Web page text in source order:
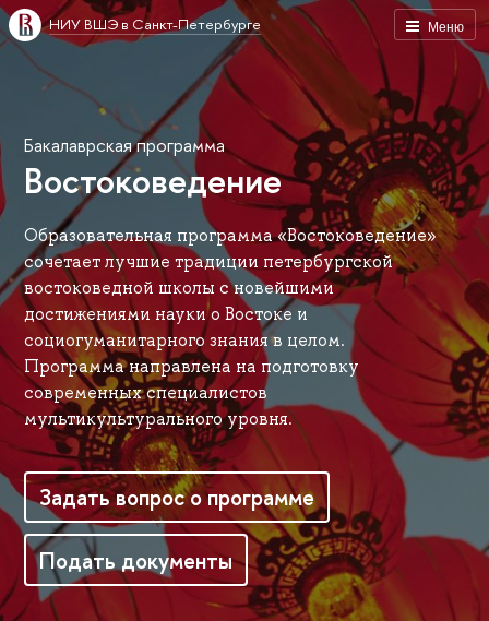
Меню
НИУ ВШЭ в Санкт-Петербурге
Бакалаврская программа
Востоковедение
Образовательная программа «Востоковедение»
сочетает лучшие традиции петербургской
востоковедной школы с новейшими
достижениями науки о Востоке и
социогуманитарного знания в целом.
Программа направлена на подготовку
современных специалистов
мультикультурального уровня.
Задать вопрос о программе
Подать документы